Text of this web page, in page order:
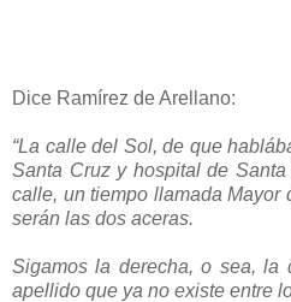
Dice Ramírez de Arellano:
“La calle del Sol, de que
Santa Cruz y hospital de
calle, un tiempo llamada Mayor
serán las dos aceras.
Sigamos la derecha, o sea, la
apellido que ya no existe entre